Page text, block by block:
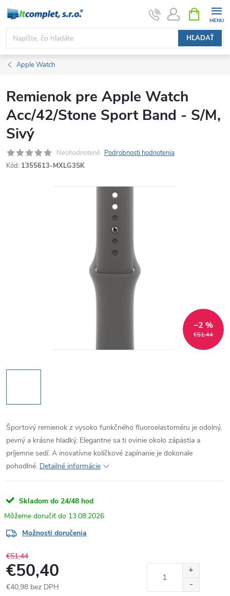
Prejsť
obsah
HĽADAŤ
KOŠÍK
Apple Watch
Remienok pre Apple Watch
Acc/42/Stone Sport Band - S/M,
Sivý
Neohodnotené Podrobnosti hodnotenia
Kód: 1355613-MXLG3SK
€51,44
–2 %
Športový remienok z vysoko funkčného fluoroelastoméru je odolný,
pevný a krásne hladký. Elegantne sa ti ovinie okolo zápästia a
príjemne sedí. A inovatívne kolíčkové zapínanie je dokonale
pohodlné. Detailné informácie
Skladom do 24/48 hod
13.08.2026
Možnosti doručenia
€51,44
€50,40
€40,98 bez DPH